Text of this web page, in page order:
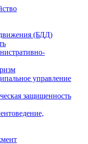
(БДД)
управление
защищенность